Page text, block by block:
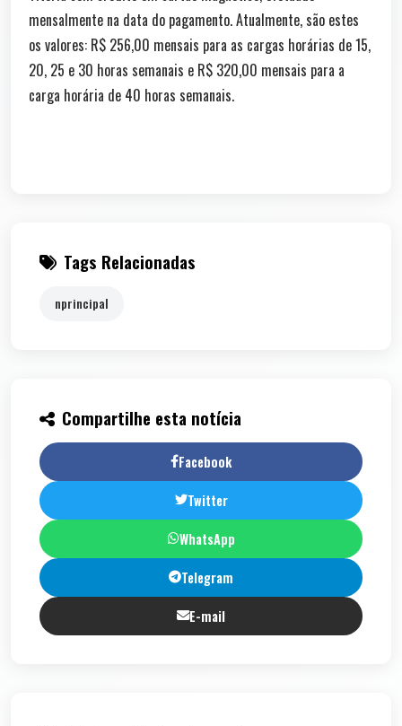
mensalmente na data do pagamento. Atualmente, são estes
os valores: R$ 256,00 mensais para as cargas horárias de 15,
20, 25 e 30 horas semanais e R$ 320,00 mensais para a
carga horária de 40 horas semanais.
Tags Relacionadas
nprincipal
Compartilhe esta notícia
Facebook
Twitter
WhatsApp
Telegram
E-mail